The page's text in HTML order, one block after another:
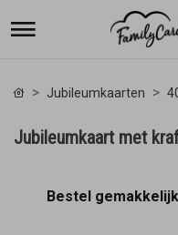
Jubileumkaarten
Jubileumkaart met
Bestel